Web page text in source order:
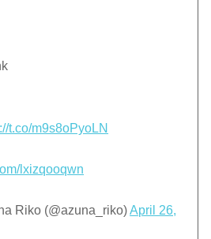
t.co/m9s8oPyoLN
lxizqooqwn
Riko (@azuna_riko)April 26,